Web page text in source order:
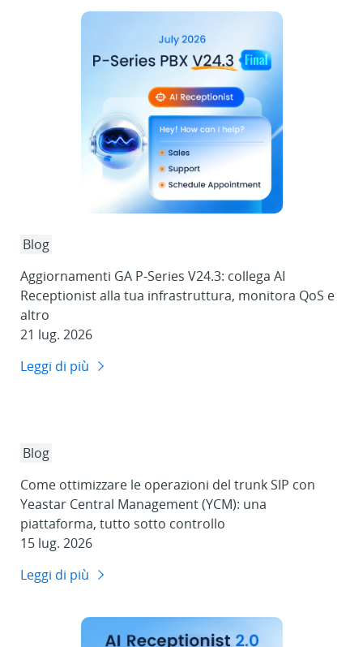
Blog
Aggiornamenti GA P-Series V24.3: collega AI
Receptionist alla tua infrastruttura, monitora QoS e
altro
21 lug. 2026
Leggi di più
Blog
Come ottimizzare le operazioni del trunk SIP con
Yeastar Central Management (YCM): una
piattaforma, tutto sotto controllo
15 lug. 2026
Leggi di più